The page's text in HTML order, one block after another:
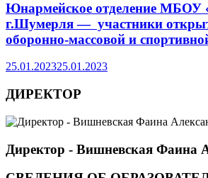
Юнармейское отделение
г.Шумерля — участники
оборонно-массовой и
25.01.202325.01.2023
ДИРЕКТОР
Директор - Вишневская Фаина